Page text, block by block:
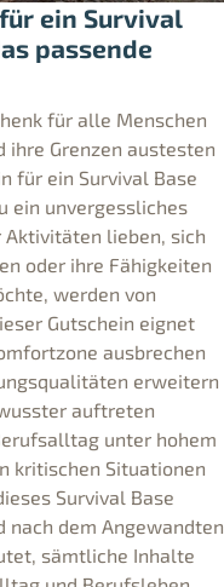
ein Survival
passende
für alle Menschen
ihre Grenzen austesten
für ein Survival Base
ein unvergessliches
Aktivitäten lieben, sich
oder ihre Fähigkeiten
werden von
Gutschein eignet
ausbrechen
erweitern
auftreten
unter hohem
kritischen Situationen
Survival Base
nach dem Angewandten
sämtliche Inhalte